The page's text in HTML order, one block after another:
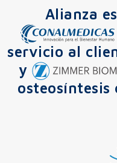
Alianza
servicio al
y